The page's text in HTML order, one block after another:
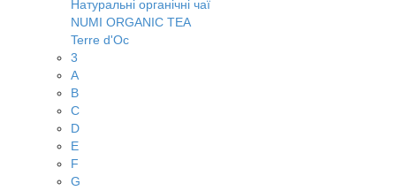
Натуральні органічні чаї
NUMI ORGANIC TEA
Terre d'Oc
3
A
B
C
D
E
F
G